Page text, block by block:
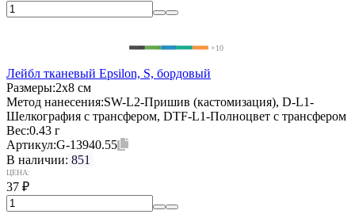
+10
Лейбл тканевый Epsilon, S, бордовый
Размеры:2х8 см
Метод нанесения:SW-L2-Пришив (кастомизация), D-L1-
Шелкография с трансфером, DTF-L1-Полноцвет с трансфером
Вес:0.43 г
Артикул:G-13940.55
В наличии: 851
ЦЕНА:
37 ₽